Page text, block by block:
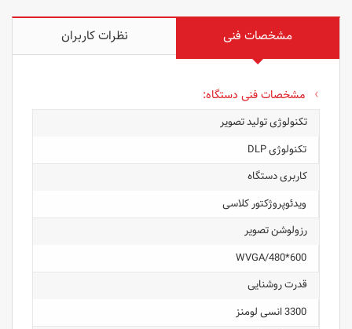
مشخصات فنی نظرات کاربران
مشخصات فنی دستگاه:
تکنولوژی تولید تصویر
تکنولوژی DLP
کاربری دستگاه
ویدئوپروژکتور کلاسی
رزولوشن تصویر
600*480/WVGA
قدرت روشنایی
3300 انسی لومنز